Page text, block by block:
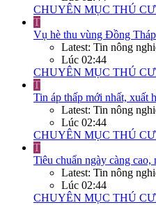
CHUYÊN MỤC THÚ
T
Vụ hè thu vùng Đồng
Latest: Tin nông
Lúc 02:44
CHUYÊN MỤC THÚ
T
Tin áp thấp mới nhất, xuất
Latest: Tin nông
Lúc 02:44
CHUYÊN MỤC THÚ
T
Tiêu chuẩn ngày càng
Latest: Tin nông
Lúc 02:44
CHUYÊN MỤC THÚ